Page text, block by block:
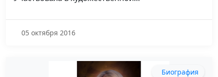
05 октября 2016
Биография